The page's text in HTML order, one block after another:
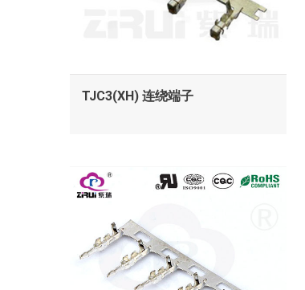
TJC3(XH) 连绕端子
查看